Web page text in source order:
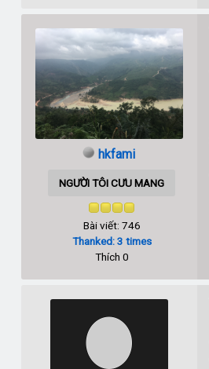
hkfami
NGƯỜI TÔI CƯU MANG
Bài viết: 746
Thanked: 3 times
Thích 0